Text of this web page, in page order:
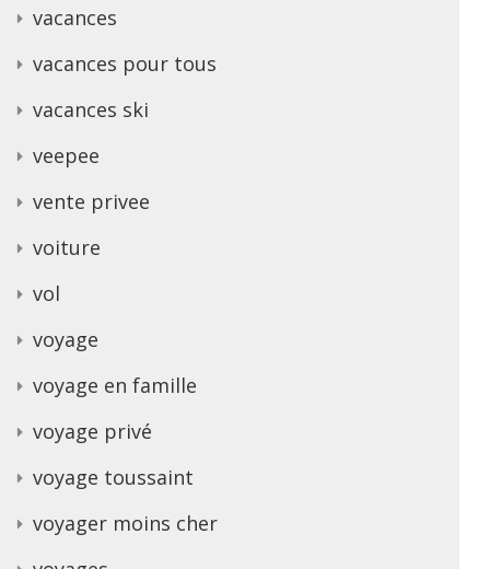
vacances
vacances pour tous
vacances ski
veepee
vente privee
voiture
vol
voyage
voyage en famille
voyage privé
voyage toussaint
voyager moins cher